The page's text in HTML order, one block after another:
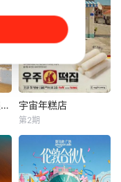
他调情、恋爱、勾
搭、分手【嘿叭电
影-为您提供最新的
高清视觉盛宴】他
甚至用糖果戒指求
婚。但现在，在新
系列《嫁给哈利》
中，哈里·乔西已经
准备好了。在穿越
找他的灵魂伴侣之
后（见：太热
耀眼角色番综·耀眼一夏 宇宙年糕店
李泳知
《Biong Biong地
球游戏厅》衍生综
宇宙年糕店
第2期